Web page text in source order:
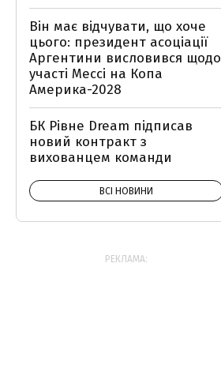
Він має відчувати, що хоче
цього: президент асоціації
Аргентини висловився щодо
участі Мессі на Копа
Америка-2028
БК Рівне Dream підписав
новий контракт з
вихованцем команди
ВСІ НОВИНИ
РЕКЛАМА: